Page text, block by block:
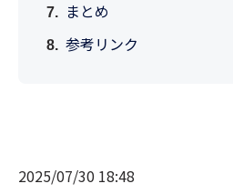
まとめ
参考リンク
2025/07/30 18:48